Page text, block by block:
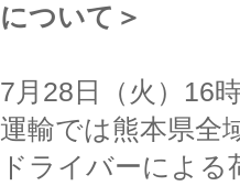
について＞
7月28日（火）16
運輸では熊本県全
ドライバーによ